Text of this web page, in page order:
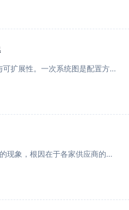
扩展性。一次系统图是配置方…
现象，根因在于各家供应商的…